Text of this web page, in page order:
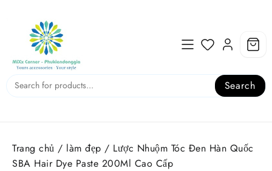
content
Search
Trang chủ / làm đẹp / Lược Nhuộm Tóc Đen Hàn Quốc
SBA Hair Dye Paste 200Ml Cao Cấp